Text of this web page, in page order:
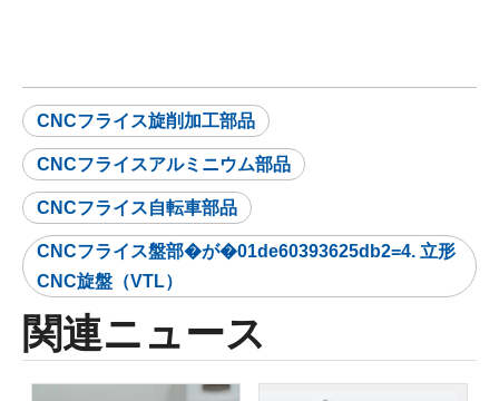
CNCフライス旋削加工部品
CNCフライスアルミニウム部品
CNCフライス自転車部品
CNCフライス盤部�が�01de60393625db2=4. 立形
CNC旋盤（VTL）
関連ニュース